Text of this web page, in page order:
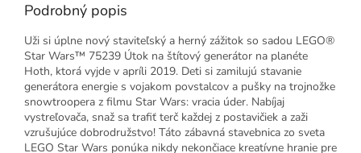
Podrobný popis
Uži si úplne nový staviteľský a herný zážitok so sadou LEGO®
Star Wars™ 75239 Útok na štítový generátor na planéte
Hoth, ktorá vyjde v apríli 2019. Deti si zamilujú stavanie
generátora energie s vojakom povstalcov a pušky na trojnožke
snowtroopera z filmu Star Wars: vracia úder. Nabíjaj
vystreľovača, snaž sa trafiť terč každej z postavičiek a zaži
vzrušujúce dobrodružstvo! Táto zábavná stavebnica zo sveta
LEGO Star Wars ponúka nikdy nekončiace kreatívne hranie pre